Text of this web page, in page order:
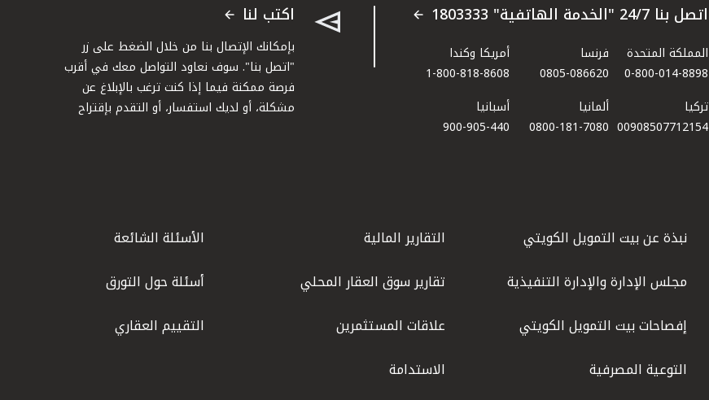
اتصل بنا 24/7 "الخدمة الهاتفية" 1803333
المملكة المتحدة
0-800-014-8898
فرنسا
0805-086620
أمريكا وكندا
1-800-818-8608
تركيا
00908507712154​
ألمانيا
0800-181-7080
أسبانيا
900-905-440
اكتب لنا
بإمكانك الإتصال بنا من خلال الضغط على زر
"اتصل بنا". سوف نعاود التواصل معك في أقرب
فرصة ممكنة فيما إذا كنت ترغب بالإبلاغ عن
مشكلة، أو لديك استفسار، أو التقدم بإقتراح
نبذة عن بيت التمويل الكويتي
مجلس الإدارة والإدارة التنفيذية
إفصاحات بيت التمويل الكويتي
التوعية المصرفية
التقارير المالية
تقارير سوق العقار المحلي
علاقات المستثمرين
الاستدامة
الأسئلة الشائعة
أسئلة حول التورق
التقييم العقاري